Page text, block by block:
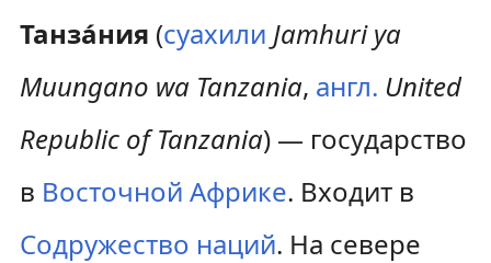
Танза́ния (суахили Jamhuri ya
Muungano wa Tanzania, англ. United
Republic of Tanzania) — государство
в Восточной Африке. Входит в
Содружество наций. На севере